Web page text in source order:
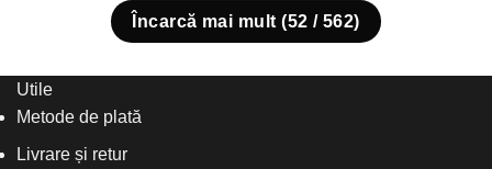
Încarcă mai mult(52 / 562)
Utile
Metode de plată
Livrare și retur